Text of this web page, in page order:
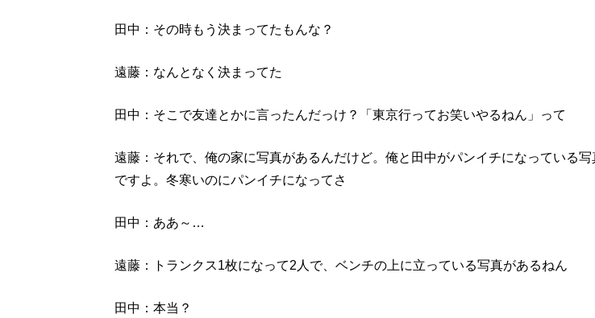
田中：その時もう決まってたもんな？
遠藤：なんとなく決まってた
田中：そこで友達とかに言ったんだっけ？「東京行ってお笑いやるねん」って
遠藤：それで、俺の家に写真があるんだけど。俺と田中がパンイチになっている写
ですよ。冬寒いのにパンイチになってさ
田中：ああ～…
遠藤：トランクス1枚になって2人で、ベンチの上に立っている写真があるねん
田中：本当？